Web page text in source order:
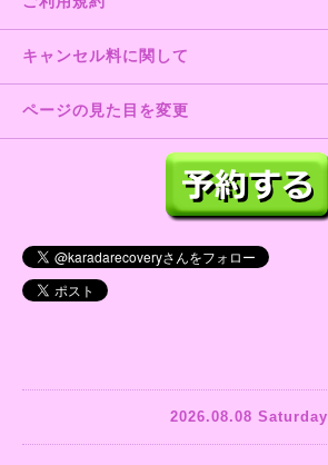
キャンセル料に関して
ページの見た目を変更
2026.08.08 Saturday